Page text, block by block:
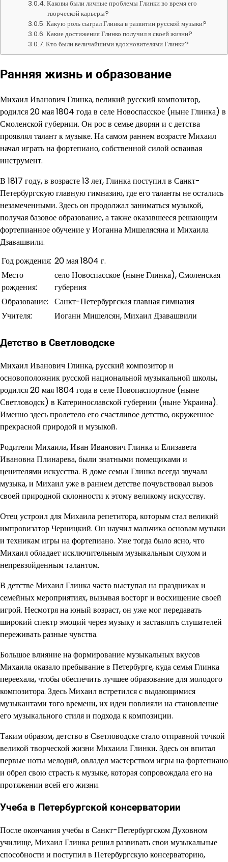
Каковы были личные проблемы Глинки во время его
творческой карьеры?
Какую роль сыграл Глинка в развитии русской музыки?
Какие достижения Глинко получил в своей жизни?
Кто были величайшими вдохновителями Глинки?
Ранняя жизнь и образование
Михаил Иванович Глинка, великий русский композитор,
родился 20 мая 1804 года в селе Новоспасское (ныне Глинка) в
Смоленской губернии. Он рос в семье дворян и с детства
проявлял талант к музыке. На самом раннем возрасте Михаил
начал играть на фортепиано, собственной силой осваивая
инструмент.
В 1817 году, в возрасте 13 лет, Глинка поступил в Санкт-
Петербургскую главную гимназию, где его таланты не остались
незамеченными. Здесь он продолжал заниматься музыкой,
получая базовое образование, а также оказавшееся решающим
фортепианное обучение у Иоганна Мишелясяна и Михаила
Дзавашвили.
Год рождения: 20 мая 1804 г.
Место
рождения:
село Новоспасское (ныне Глинка), Смоленская
губерния
Образование: Санкт-Петербургская главная гимназия
Учителя:
Иоганн Мишелсян, Михаил Дзавашвили
Детство в Светловодске
Михаил Иванович Глинка, русский композитор и
основоположник русской национальной музыкальной школы,
родился 20 мая 1804 года в селе Новопаспортное (ныне
Светловодск) в Катеринославской губернии (ныне Украина).
Именно здесь пролетело его счастливое детство, окруженное
прекрасной природой и музыкой.
Родители Михаила, Иван Иванович Глинка и Елизавета
Ивановна Плинарева, были знатными помещиками и
ценителями искусства. В доме семьи Глинка всегда звучала
музыка, и Михаил уже в раннем детстве почувствовал вызов
своей природной склонности к этому великому искусству.
Отец устроил для Михаила репетитора, которым стал великий
импровизатор Черницкий. Он научил мальчика основам музыки
и техникам игры на фортепиано. Уже тогда было ясно, что
Михаил обладает исключительным музыкальным слухом и
непревзойденным талантом.
В детстве Михаил Глинка часто выступал на праздниках и
семейных мероприятиях, вызывая восторг и восхищение своей
игрой. Несмотря на юный возраст, он уже мог передавать
широкий спектр эмоций через музыку и заставлять слушателей
переживать разные чувства.
Большое влияние на формирование музыкальных вкусов
Михаила оказало пребывание в Петербурге, куда семья Глинка
переехала, чтобы обеспечить лучшее образование для молодого
композитора. Здесь Михаил встретился с выдающимися
музыкантами того времени, их идеи повлияли на становление
его музыкального стиля и подхода к композиции.
Таким образом, детство в Светловодске стало отправной точкой
великой творческой жизни Михаила Глинки. Здесь он впитал
первые ноты мелодий, овладел мастерством игры на фортепиано
и обрел свою страсть к музыке, которая сопровождала его на
протяжении всей его жизни.
Учеба в Петербургской консерватории
После окончания учебы в Санкт-Петербургском Духовном
училище, Михаил Глинка решил развивать свои музыкальные
способности и поступил в Петербургскую консерваторию,